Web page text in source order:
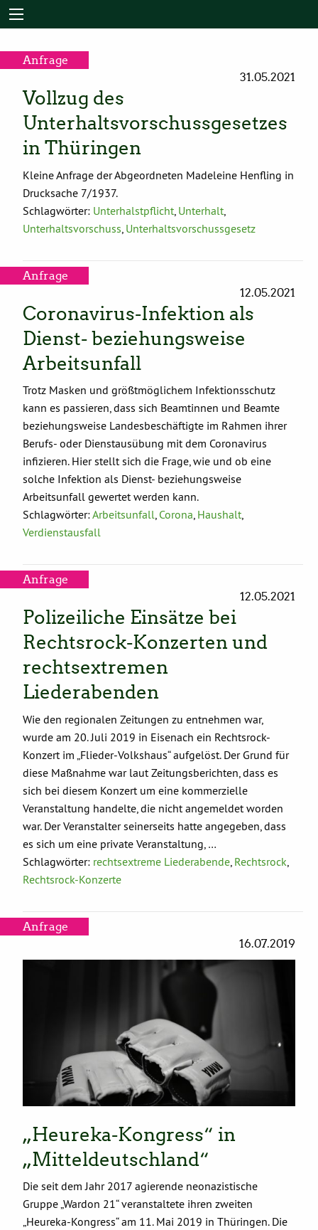
Anfrage
31.05.2021
Vollzug des
Unterhaltsvorschussgesetzes
in Thüringen
Kleine Anfrage der Abgeordneten Madeleine Henfling in
Drucksache 7/1937.
Schlagwörter: Unterhalstpflicht Unterhalt
Unterhaltsvorschuss Unterhaltsvorschussgesetz
Anfrage
12.05.2021
Coronavirus-Infektion als
Dienst- beziehungsweise
Arbeitsunfall
Trotz Masken und größtmöglichem Infektionsschutz
kann es passieren, dass sich Beamtinnen und Beamte
beziehungsweise Landesbeschäftigte im Rahmen ihrer
Berufs- oder Dienstausübung mit dem Coronavirus
infizieren. Hier stellt sich die Frage, wie und ob eine
solche Infektion als Dienst- beziehungsweise
Arbeitsunfall gewertet werden kann.
Schlagwörter:Arbeitsunfall, Corona, Haushalt,
Verdienstausfall
Anfrage
12.05.2021
Polizeiliche Einsätze bei
Rechtsrock-Konzerten und
rechtsextremen
Liederabenden
Wie den regionalen Zeitungen zu entnehmen war,
wurde am 20. Juli 2019 in Eisenach ein Rechtsrock-
Konzert im „Flieder-Volkshaus“ aufgelöst. Der Grund für
diese Maßnahme war laut Zeitungsberichten, dass es
sich bei diesem Konzert um eine kommerzielle
Veranstaltung handelte, die nicht angemeldet worden
war. Der Veranstalter seinerseits hatte angegeben, dass
es sich um eine private Veranstaltung, …
Schlagwörter: rechtsextreme Liederabende, Rechtsrock,
Rechtsrock-Konzerte
Anfrage
16.07.2019
„Heureka-Kongress“ in
„Mitteldeutschland“
Die seit dem Jahr 2017 agierende neonazistische
Gruppe „Wardon 21“ veranstaltete ihren zweiten
„Heureka-Kongress“ am 11. Mai 2019 in Thüringen. Die